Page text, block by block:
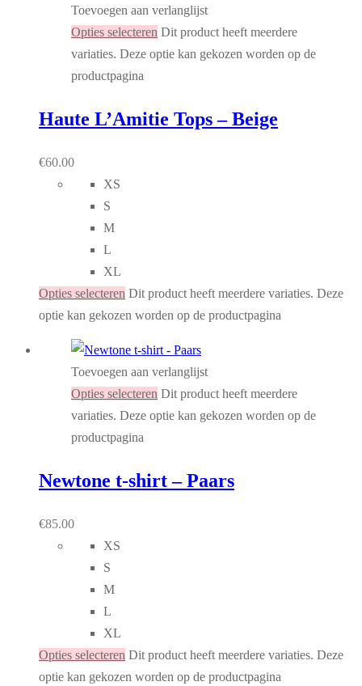
Toevoegen aan verlanglijst
Opties selecteren Dit product heeft meerdere
variaties. Deze optie kan gekozen worden op de
productpagina
Haute L’Amitie Tops – Beige
€60.00
XS
S
M
L
XL
Opties selecteren Dit product heeft meerdere variaties. Deze
optie kan gekozen worden op de productpagina
Toevoegen aan verlanglijst
Opties selecteren Dit product heeft meerdere
variaties. Deze optie kan gekozen worden op de
productpagina
Newtone t-shirt – Paars
€85.00
XS
S
M
L
XL
Opties selecteren Dit product heeft meerdere variaties. Deze
optie kan gekozen worden op de productpagina